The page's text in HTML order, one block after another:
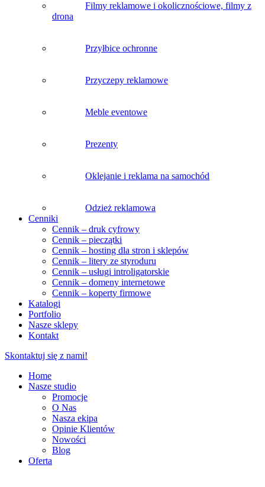
Filmy reklamowe i okolicznościowe, filmy z
drona
Przyłbice ochronne
Przyczepy reklamowe
Meble eventowe
Prezenty
Oklejanie i reklama na samochód
Odzież reklamowa
Cenniki
Cennik – druk cyfrowy
Cennik – pieczątki
Cennik – hosting dla stron i sklepów
Cennik – litery ze styroduru
Cennik – usługi introligatorskie
Cennik – domeny internetowe
Cennik – koperty firmowe
Katalogi
Portfolio
Nasze sklepy
Kontakt
Skontaktuj się z nami!
Home
Nasze studio
Promocje
O Nas
Nasza ekipa
Opinie Klientów
Nowości
Blog
Oferta